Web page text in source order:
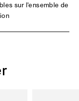
sur l'ensemble de